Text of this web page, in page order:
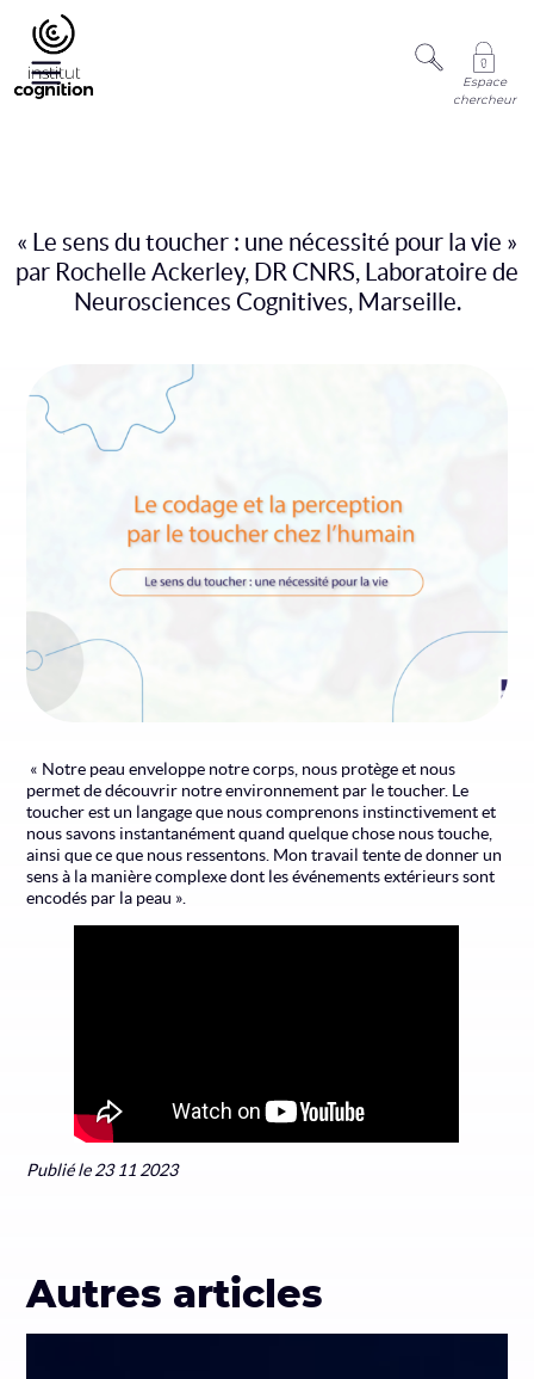
Espace
chercheur
« Le sens du toucher : une nécessité pour la vie »
par Rochelle Ackerley, DR CNRS, Laboratoire de
Neurosciences Cognitives, Marseille.
​ « Notre peau enveloppe notre corps, nous protège et nous
permet de découvrir notre environnement par le toucher. Le
toucher est un langage que nous comprenons instinctivement et
nous savons instantanément quand quelque chose nous touche,
ainsi que ce que nous ressentons. Mon travail tente de donner un
sens à la manière complexe dont les événements extérieurs sont
encodés par la peau ».
Publié le 23 11 2023
Autres articles